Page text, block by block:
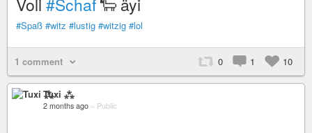
Voll #Schaf🐑 äyi
#Spaß #witz #lustig #witzig #lol
1 comment 0 1 10
Tuxi ⁂
2 months ago – Public